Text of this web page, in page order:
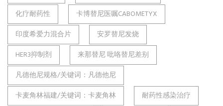
化疗耐药性
卡博替尼医嘱CABOMETYX
印度希爱力混合片
安罗替尼发烧
HER3抑制剂
来那替尼 吡咯替尼差别
凡德他尼规格/关键词：凡德他尼
卡麦角林福建/关键词：卡麦角林
耐药性感染治疗